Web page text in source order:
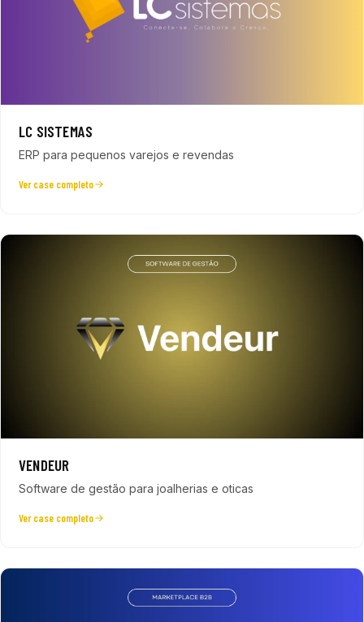
LC SISTEMAS
ERP para pequenos varejos e revendas
Ver case completo
VENDEUR
Software de gestão para joalherias e oticas
Ver case completo